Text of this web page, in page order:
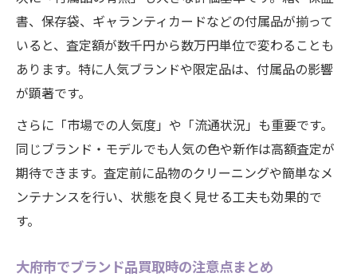
書、保存袋、ギャランティカードなどの付属品が揃って
いると、査定額が数千円から数万円単位で変わることも
あります。特に人気ブランドや限定品は、付属品の影響
が顕著です。
さらに「市場での人気度」や「流通状況」も重要です。
同じブランド・モデルでも人気の色や新作は高額査定が
期待できます。査定前に品物のクリーニングや簡単なメ
ンテナンスを行い、状態を良く見せる工夫も効果的で
す。
大府市でブランド品買取時の注意点まとめ